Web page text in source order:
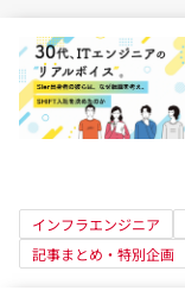
インフラエンジニア
記事まとめ・特別企画